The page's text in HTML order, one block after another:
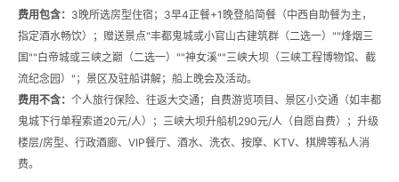
费用包含： 3晚所选房型住宿；3早4正餐+1晚登船简餐（中西自助餐为主，
指定酒水畅饮）；赠送景点"丰都鬼城或小官山古建筑群（二选一）""烽烟三
国""白帝城或三峡之巅（二选一）""神女溪""三峡大坝（三峡工程博物馆、截
流纪念园）"；景区及驻船讲解；船上晚会及活动。
费用不含： 个人旅行保险、往返大交通；自费游览项目、景区小交通（如丰都
鬼城下行单程索道20元/人）；三峡大坝升船机290元/人（自愿自费）；升级
楼层/房型、行政酒廊、VIP餐厅、酒水、洗衣、按摩、KTV、棋牌等私人消
费。